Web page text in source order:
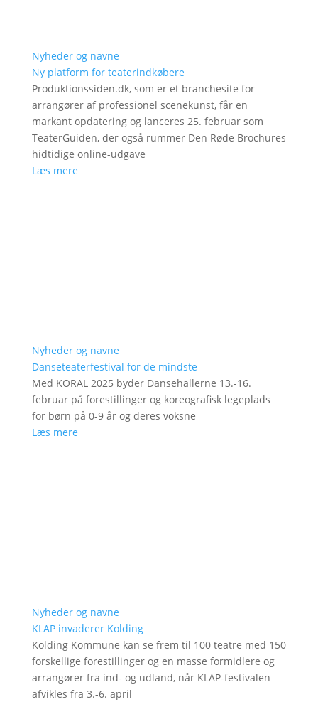
Nyheder og navne
Ny platform for teaterindkøbere
Produktionssiden.dk, som er et branchesite for
arrangører af professionel scenekunst, får en
markant opdatering og lanceres 25. februar som
TeaterGuiden, der også rummer Den Røde Brochures
hidtidige online-udgave
Læs mere
Nyheder og navne
Danseteaterfestival for de mindste
Med KORAL 2025 byder Dansehallerne 13.-16.
februar på forestillinger og koreografisk legeplads
for børn på 0-9 år og deres voksne
Læs mere
Nyheder og navne
KLAP invaderer Kolding
Kolding Kommune kan se frem til 100 teatre med 150
forskellige forestillinger og en masse formidlere og
arrangører fra ind- og udland, når KLAP-festivalen
afvikles fra 3.-6. april